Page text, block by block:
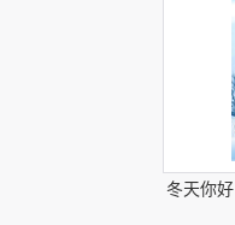
冬天你好